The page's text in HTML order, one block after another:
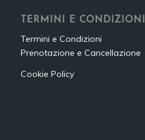
TERMINI E CONDIZIONI
Termini e Condizioni
Prenotazione e Cancellazione
Cookie Policy